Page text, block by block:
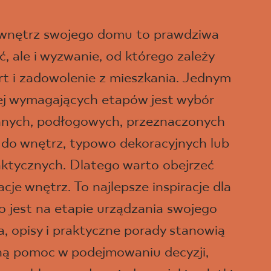
swojego domu to prawdziwa
ale i wyzwanie, od którego zależy
i zadowolenie z mieszkania. Jednym
wymagających etapów jest wybór
podłogowych, przeznaczonych
wnętrz, typowo dekoracyjnych lub
Dlatego warto obejrzeć
wnętrz. To najlepsze inspiracje dla
jest na etapie urządzania swojego
opisy i praktyczne porady stanowią
pomoc w podejmowaniu decyzji,